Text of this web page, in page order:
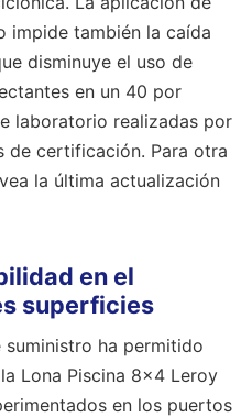
impide también la caída
disminuye el uso de
en un 40 por
laboratorio realizadas por
de certificación. Para otra
la última actualización
en el
superficies
ha permitido
Lona Piscina 8x4 Leroy
en los puertos